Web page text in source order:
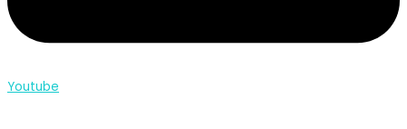
Youtube